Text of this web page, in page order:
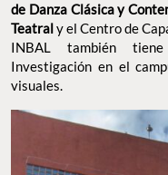
de Danza Clásica y
Teatral y el Centro de
INBAL también
Investigación en el
visuales.